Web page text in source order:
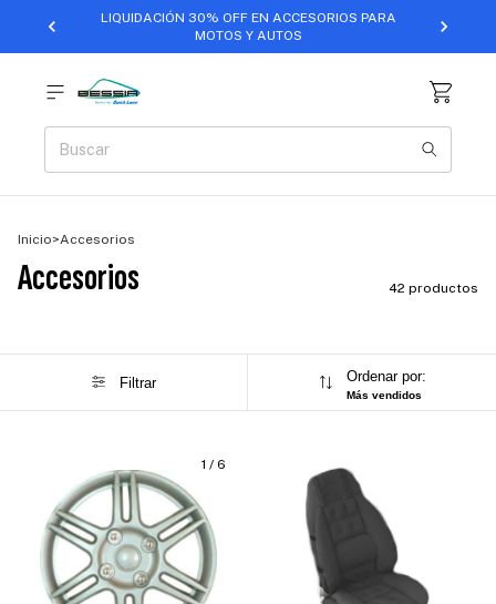
LIQUIDACIÓN 30% OFF EN ACCESORIOS PARA
MOTOS Y AUTOS
Inicio>Accesorios
Accesorios 42 productos
Filtrar Ordenar por:
Más vendidos
1 / 6